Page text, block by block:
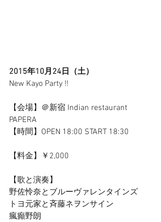
2015年10月24日（土）
New Kayo Party !!
【会場】＠新宿 Indian restaurant
PAPERA
【時間】OPEN 18:00 START 18:30
【料金】￥2,000
【歌と演奏】
野佐怜奈とブルーヴァレンタインズ
トヨ元家と斉藤ネヲンサイン
瘋癲野朗